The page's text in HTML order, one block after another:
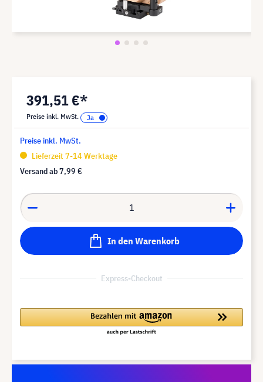
391,51 €*
Preise inkl. MwSt.
Preise inkl. MwSt.
Lieferzeit 7-14 Werktage
Versand ab7,99 €
In den Warenkorb
Express-Checkout